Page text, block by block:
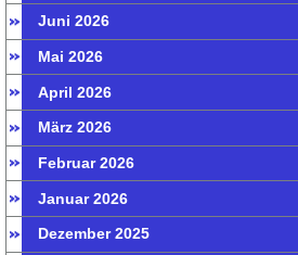
Juni 2026
Mai 2026
April 2026
März 2026
Februar 2026
Januar 2026
Dezember 2025